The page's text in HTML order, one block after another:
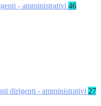
- amministrativi 46
dirigenti - amministrativi 27